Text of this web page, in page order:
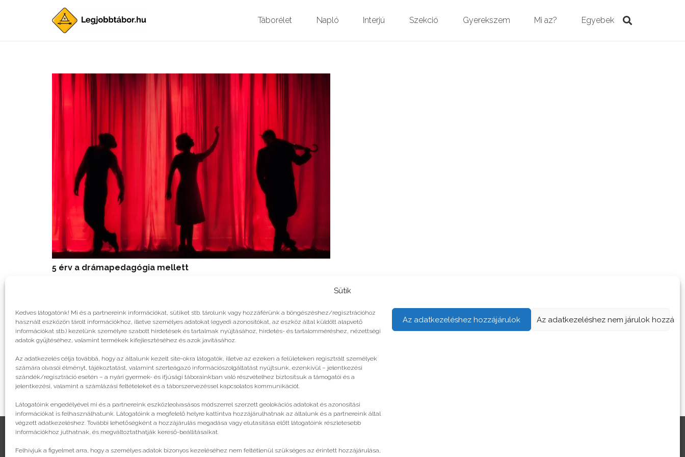
Sütik
Kedves látogatónk! Mi és a partnereink információkat, sütiket stb. tárolunk vagy hozzáférünk a böngészéshez/regisztrációhoz
használt eszközön tárolt információkhoz, illetve személyes adatokat (egyedi azonosítókat, az eszköz által küldött alapvető
információkat stb.) kezelünk személyre szabott hirdetések és tartalmak nyújtásához, hirdetés- és tartalomméréshez, nézettségi
adatok gyűjtéséhez, valamint termékek kifejlesztéséhez és azok javításához.
Az adatkezelés célja továbbá, hogy az általunk kezelt site-okra látogatók, illetve az ezeken a felületeken regisztrált személyek
számára olvasói élményt, tájékoztatást, valamint szerteágazó információszolgáltatást nyújtsunk, ezenkívül – jelentkezési
szándék/regisztráció esetén – a nyári gyermek- és ifjúsági táborainkban való részvételhez biztosítsuk a támogatói és a
jelentkezési, valamint a számlázási feltételeket és a táborszervezéssel kapcsolatos kommunikációt.
Látogatóink engedélyével mi és a partnereink eszközleolvasásos módszerrel szerzett geolokációs adatokat és azonosítási
információkat is felhasználhatunk. Látogatóink a megfelelő helyre kattintva hozzájárulhatnak az általunk és a partnereink által
végzett adatkezeléshez. További lehetőségként a hozzájárulás megadása vagy elutasítása előtt látogatóink részletesebb
információkhoz juthatnak, és megváltoztathatják kereső-beállításaikat.
Felhívjuk a figyelmet arra, hogy a személyes adatok bizonyos kezeléséhez nem feltétlenül szükséges az érintett hozzájárulása,
Az adatkezeléshez hozzájárulok Az adatkezeléshez nem járulok hozzá
Táborélet Napló Interjú Szekció Gyerekszem Mi az? Egyebek
5 érv a drámapedagógia mellett